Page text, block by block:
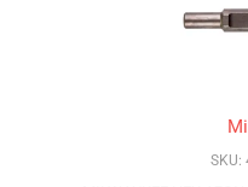
SKU: